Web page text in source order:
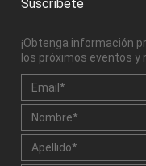
Suscríbete
¡Obtenga información
los próximos eventos y